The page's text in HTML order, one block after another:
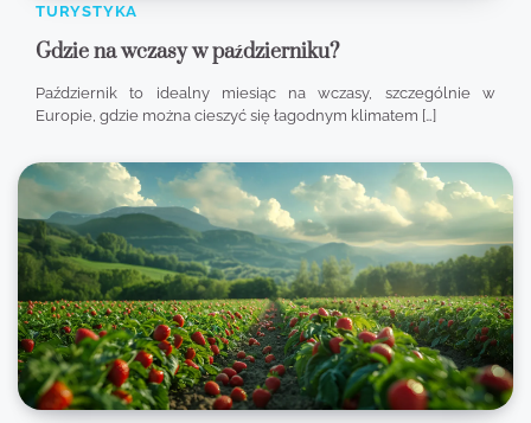
TURYSTYKA
Gdzie na wczasy w październiku?
Październik to idealny miesiąc na wczasy, szczególnie w
Europie, gdzie można cieszyć się łagodnym klimatem […]